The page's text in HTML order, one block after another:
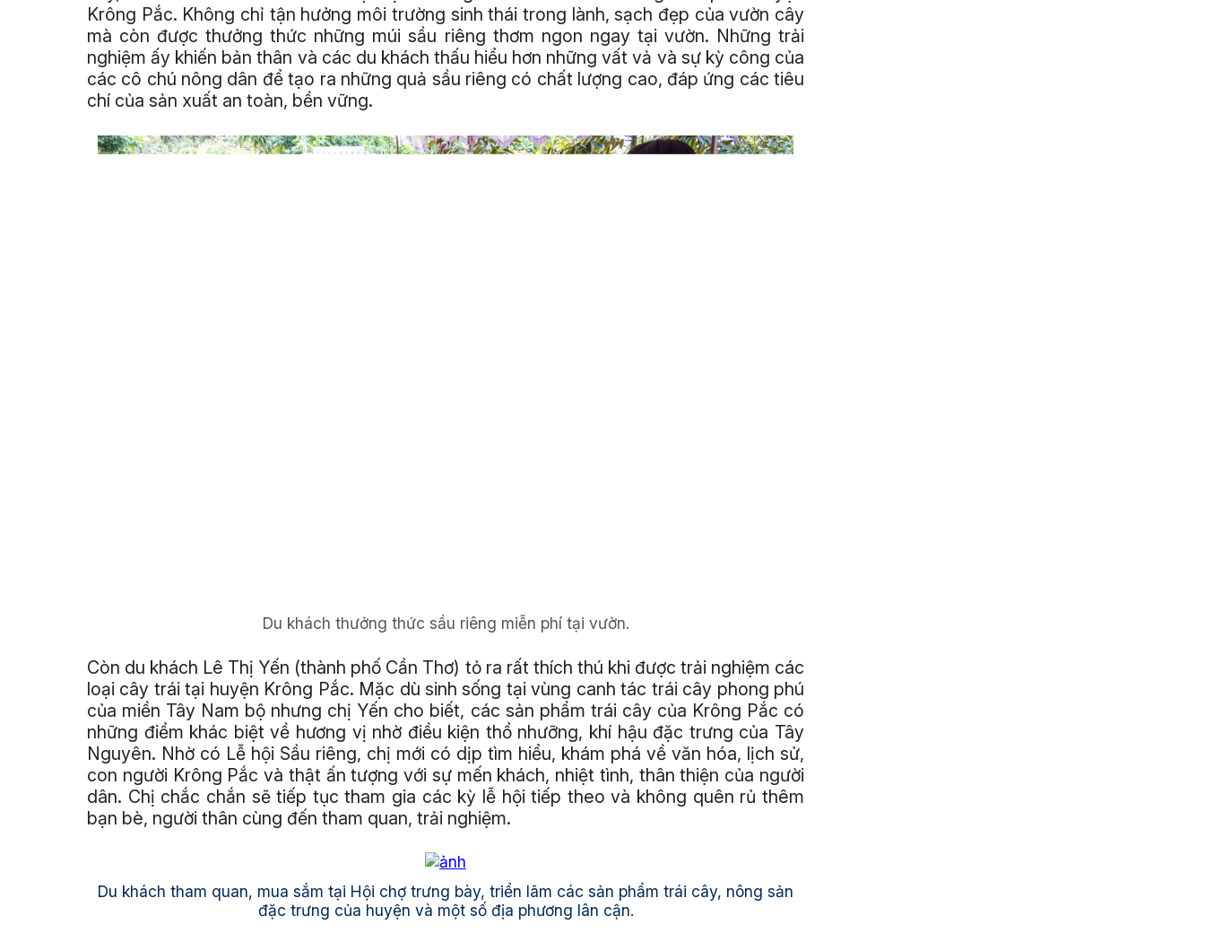
Krông Pắc. Không chỉ tận hưởng môi trường sinh thái trong lành, sạch đẹp của vườn cây
mà còn được thưởng thức những múi sầu riêng thơm ngon ngay tại vườn. Những trải
nghiệm ấy khiến bản thân và các du khách thấu hiểu hơn những vất vả và sự kỳ công của
các cô chú nông dân để tạo ra những quả sầu riêng có chất lượng cao, đáp ứng các tiêu
chí của sản xuất an toàn, bền vững.
Du khách thưởng thức sầu riêng miễn phí tại vườn.
Còn du khách Lê Thị Yến (thành phố Cần Thơ) tỏ ra rất thích thú khi được trải nghiệm các
loại cây trái tại huyện Krông Pắc. Mặc dù sinh sống tại vùng canh tác trái cây phong phú
của miền Tây Nam bộ nhưng chị Yến cho biết, các sản phẩm trái cây của Krông Pắc có
những điểm khác biệt về hương vị nhờ điều kiện thổ nhưỡng, khí hậu đặc trưng của Tây
Nguyên. Nhờ có Lễ hội Sầu riêng, chị mới có dịp tìm hiểu, khám phá về văn hóa, lịch sử,
con người Krông Pắc và thật ấn tượng với sự mến khách, nhiệt tình, thân thiện của người
dân. Chị chắc chắn sẽ tiếp tục tham gia các kỳ lễ hội tiếp theo và không quên rủ thêm
bạn bè, người thân cùng đến tham quan, trải nghiệm.
Du khách tham quan, mua sắm tại Hội chợ trưng bày, triển lãm các sản phẩm trái cây, nông sản
đặc trưng của huyện và một số địa phương lân cận.